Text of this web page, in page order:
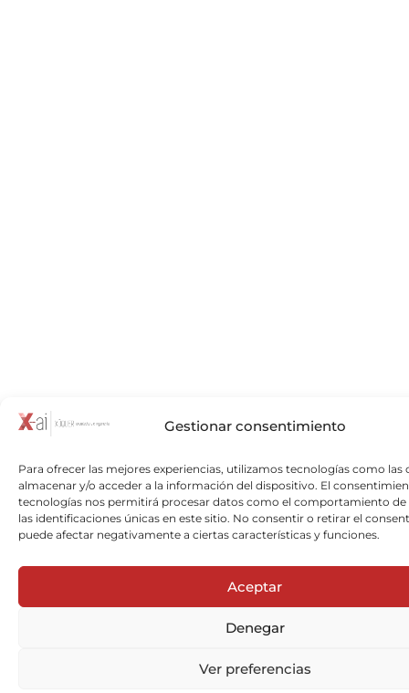
Gestionar consentimiento
Para ofrecer las mejores experiencias, utilizamos tecnologías como las
almacenar y/o acceder a la información del dispositivo. El
tecnologías nos permitirá procesar datos como el comportamiento de
las identificaciones únicas en este sitio. No consentir o retirar el
puede afectar negativamente a ciertas características y funciones.
Aceptar
Denegar
Ver preferencias